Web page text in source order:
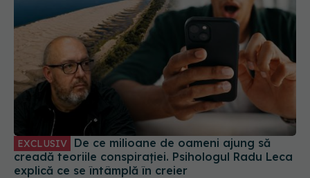
EXCLUSIV
creadă teoriile conspirației. Psihologul Radu Leca
explică ce se întâmplă în creier